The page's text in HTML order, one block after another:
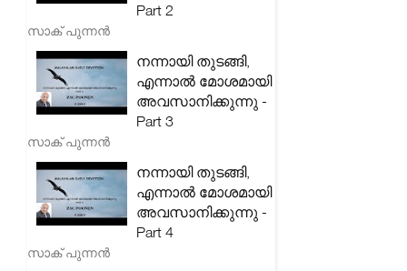
Part 2
സാക് പുന്നൻ
നന്നായി തുടങ്ങി,
എന്നാൽ മോശമായി
അവസാനിക്കുന്നു -
Part 3
സാക് പുന്നൻ
നന്നായി തുടങ്ങി,
എന്നാൽ മോശമായി
അവസാനിക്കുന്നു -
Part 4
സാക് പുന്നൻ